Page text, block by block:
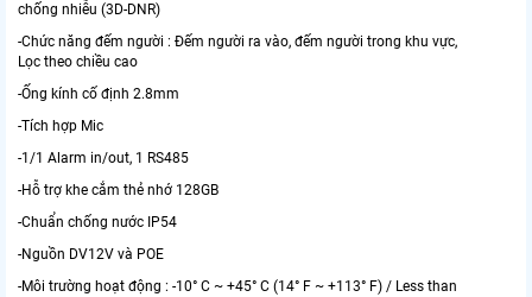
chống nhiễu (3D-DNR)
-Chức năng đếm người : Đếm người ra vào, đếm người trong khu vực,
Lọc theo chiều cao
-Ống kính cố định 2.8mm
-Tích hợp Mic
-1/1 Alarm in/out, 1 RS485
-Hỗ trợ khe cắm thẻ nhớ 128GB
-Chuẩn chống nước IP54
-Nguồn DV12V và POE
-Môi trường hoạt động : -10° C ~ +45° C (14° F ~ +113° F) / Less than